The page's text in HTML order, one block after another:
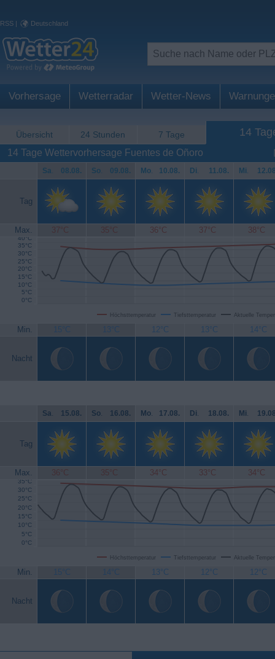
RSS | Deutschland
Vorhersage Wetterradar Wetter-News
Übersicht 24 Stunden 7 Tage 14
14 Tage Wettervorhersage Fuentes de Oñoro
Sa. 08.08. So. 09.08. Mo. 10.08. Di. 11.08. Mi.
Tag
Max. 37°C 35°C 36°C 37°C 38°C
Höchsttemperatur Tiefsttemperatur Aktuelle
0°C
5°C
10°C
15°C
20°C
25°C
30°C
35°C
40°C
Min. 15°C 13°C 12°C 13°C 14°C
Nacht
Sa. 15.08. So. 16.08. Mo. 17.08. Di. 18.08. Mi.
Tag
Max. 36°C 35°C 34°C 33°C 34°C
Höchsttemperatur Tiefsttemperatur Aktuelle
0°C
5°C
10°C
15°C
20°C
25°C
30°C
35°C
Min. 15°C 14°C 13°C 12°C 12°C
Nacht